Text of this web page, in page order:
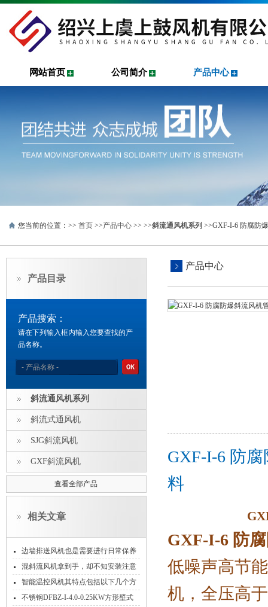
网站首页 公司简介 产品中心
您当前的位置：>> 首页 >>产品中心 >> >>斜流通风机系列 >>GXF-I-6 防腐防
产品目录
产品搜索：
请在下列输入框内输入您要查找的产
品名称。
斜流通风机系列
斜流式通风机
SJG斜流风机
GXF斜流风机
查看全部产品
相关文章
边墙排送风机也是需要进行日常保养
的
混斜流风机拿到手，却不知安装注意
事项怎么能行！
智能温控风机其特点包括以下几个方
面
不锈钢DFBZ-I-4.0-0.25KW方形壁式
产品中心
GXF-I-6 防
料
GXF-I-6 防
低噪声高节
机，全压高